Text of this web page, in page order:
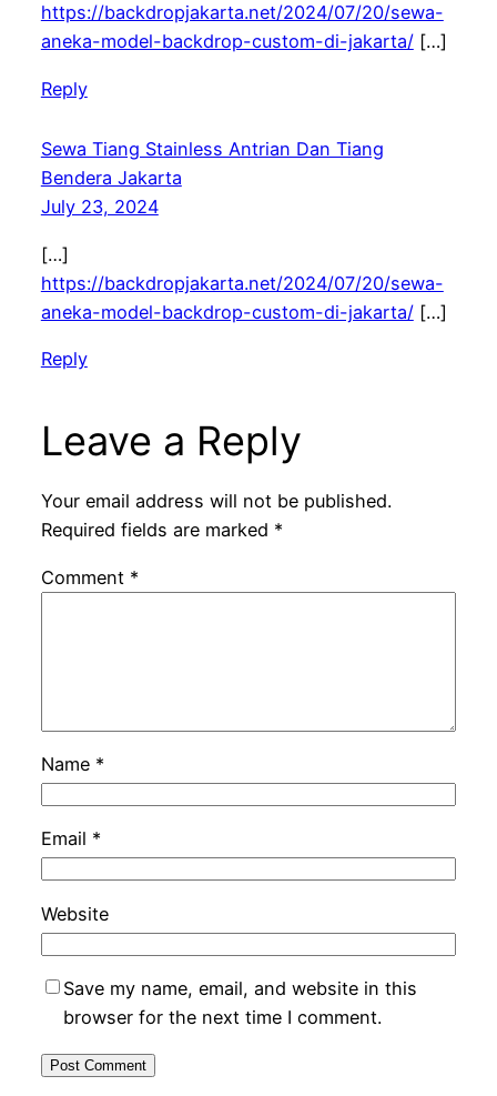
https://backdropjakarta.net/2024/07/20/sewa-
aneka-model-backdrop-custom-di-jakarta/[…]
Reply
Sewa Tiang Stainless Antrian Dan Tiang
Bendera Jakarta
July 23, 2024
[…]
https://backdropjakarta.net/2024/07/20/sewa-
aneka-model-backdrop-custom-di-jakarta/[…]
Reply
Leave a Reply
Your email address will not be published.
Required fields are marked *
Comment *
Name *
Email *
Website
Save my name, email, and website in this
browser for the next time I comment.